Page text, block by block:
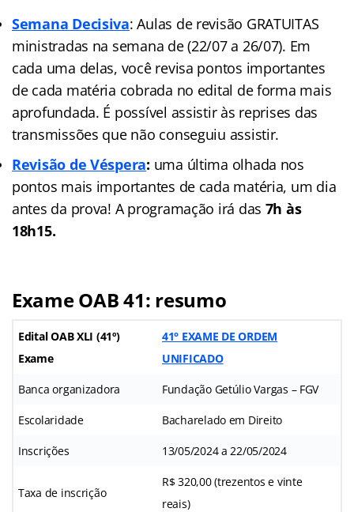
Semana Decisiva: Aulas de revisão GRATUITAS
ministradas na semana de (22/07 a 26/07). Em
cada uma delas, você revisa pontos importantes
de cada matéria cobrada no edital de forma mais
aprofundada. É possível assistir às reprises das
transmissões que não conseguiu assistir.
Revisão de Véspera: uma última olhada nos
pontos mais importantes de cada matéria, um dia
antes da prova! A programação irá das 7h às
18h15.
Exame OAB 41: resumo
Edital OAB XLI (41º)
Exame
41° EXAME DE ORDEM
UNIFICADO
Banca organizadora Fundação Getúlio Vargas – FGV
Escolaridade Bacharelado em Direito
Inscrições 13/05/2024 a 22/05/2024
Taxa de inscrição
R$ 320,00 (trezentos e vinte
reais)